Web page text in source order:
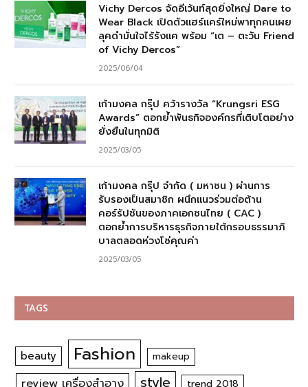
Vichy Dercos จัดอีเว้นท์สุดยิ่งใหญ่ Dare to
Wear Black เปิดตัวแฮร์แคร์ใหม่พาทุกคนเผย
ลุคดำมั่นใจไร้รังแค พร้อม “เต – ตะวัน Friend
of Vichy Dercos”
2025/06/04
เก้ามงคล กรุ๊ป คว้ารางวัล “Krungsri ESG
Awards” ตอกย้ำพันธกิจองค์กรที่เติบโตอย่าง
ยั่งยืนในทุกมิติ
2025/03/05
เก้ามงคล กรุ๊ป จำกัด ( มหาชน ) ผ่านการ
รับรองเป็นสมาชิก ผนึกแนวร่วมต่อต้าน
คอร์รัปชันของภาคเอกชนไทย ( CAC )
ตอกย้ำการบริหารธุรกิจภายใต้กรอบธรรมาภิ
บาลตลอดห่วงโซ่คุณค่า
2025/03/05
TAGS
beauty Fashion makeup
review เครื่องสำอาง style trend 2018